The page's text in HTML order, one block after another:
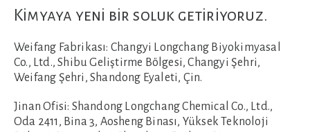
Kimyaya yeni bir soluk getiriyoruz.
Weifang Fabrikası: Changyi Longchang Biyokimyasal
Co., Ltd., Shibu Geliştirme Bölgesi, Changyi Şehri,
Weifang Şehri, Shandong Eyaleti, Çin.
Jinan Ofisi: Shandong Longchang Chemical Co., Ltd.,
Oda 2411, Bina 3, Aosheng Binası, Yüksek Teknoloji